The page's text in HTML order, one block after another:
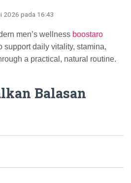
2026 pada 16:43
men’s wellness boostaro
support daily vitality, stamina,
a practical, natural routine.
Balasan